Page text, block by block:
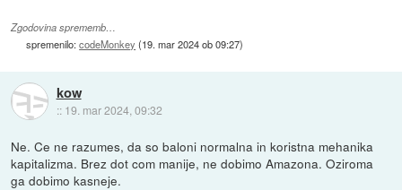
Zgodovina sprememb…
spremenilo:codeMonkey (19. mar 2024 ob 09:27)
kow
:: 19. mar 2024, 09:32
Ne. Ce ne razumes, da so baloni normalna in koristna mehanika
kapitalizma. Brez dot com manije, ne dobimo Amazona. Oziroma
ga dobimo kasneje.